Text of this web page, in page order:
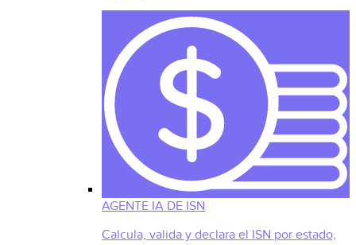
AGENTE IA DE ISN
Calcula, valida y declara el ISN por estado,